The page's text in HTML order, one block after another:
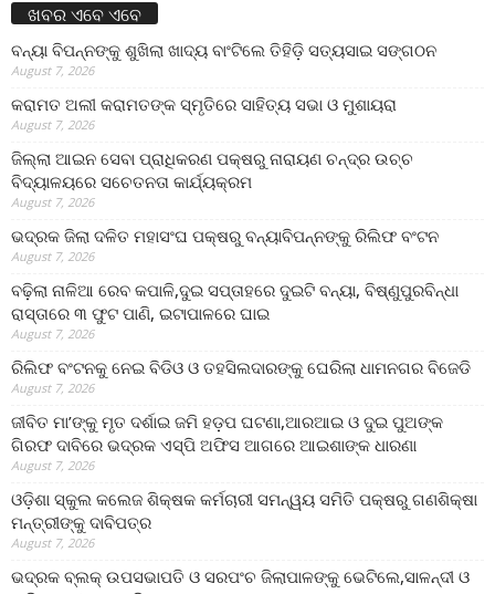
ଖବର ଏବେ ଏବେ
ବନ୍ୟା ବିପନ୍ନଙ୍କୁ ଶୁଖିଲା ଖାଦ୍ୟ ବାଂଟିଲେ ତିହିଡି଼ ସତ୍ୟସାଇ ସଙ୍ଗଠନ
August 7, 2026
କରାମତ ଅଲୀ କରାମତଙ୍କ ସ୍ମୃତିରେ ସାହିତ୍ୟ ସଭା ଓ ମୁଶାୟରା
August 7, 2026
ଜିଲ୍ଲା ଆଇନ ସେବା ପ୍ରାଧିକରଣ ପକ୍ଷରୁ ନାରାୟଣ ଚନ୍ଦ୍ର ଉଚ୍ଚ
ବିଦ୍ୟାଳୟରେ ସଚେତନତା କାର୍ଯ୍ୟକ୍ରମ
August 7, 2026
ଭଦ୍ରକ ଜିଲା ଦଳିତ ମହାସଂଘ ପକ୍ଷରୁ ବନ୍ୟାବିପନ୍ନଙ୍କୁ ରିଲିଫ ବଂଟନ
August 7, 2026
ବଢ଼ିଲା ନାଳିଆ ରେବ କପାଳି,ଦୁଇ ସପ୍ତାହରେ ଦୁଇଟି ବନ୍ୟା, ବିଷ୍ଣୁପୁରବିନ୍ଧା
ରାସ୍ତାରେ ୩ ଫୁଟ ପାଣି, ଇଟାପାଳରେ ଘାଇ
August 7, 2026
ରିଲିଫ ବଂଟନକୁ ନେଇ ବିଡିଓ ଓ ତହସିଲଦାରଙ୍କୁ ଘେରିଲା ଧାମନଗର ବିଜେଡି
August 7, 2026
ଜୀବିତ ମା’ଙ୍କୁ ମୃତ ଦର୍ଶାଇ ଜମି ହଡ଼ପ ଘଟଣା,ଆରଆଇ ଓ ଦୁଇ ପୁଅଙ୍କ
ଗିରଫ ଦାବିରେ ଭଦ୍ରକ ଏସ୍‌ପି ଅଫିସ ଆଗରେ ଆଇଶାଙ୍କ ଧାରଣା
August 7, 2026
ଓଡ଼ିଶା ସ୍କୁଲ କଲେଜ ଶିକ୍ଷକ କର୍ମଚାରୀ ସମନ୍ୱୟ ସମିତି ପକ୍ଷରୁ ଗଣଶିକ୍ଷା
ମନ୍ତ୍ରୀଙ୍କୁ ଦାବିପତ୍ର
August 7, 2026
ଭଦ୍ରକ ବ୍ଲକ୍ ଉପସଭାପତି ଓ ସରପଂଚ ଜିଲାପାଳଙ୍କୁ ଭେଟିଲେ,ସାଳନ୍ଦୀ ଓ